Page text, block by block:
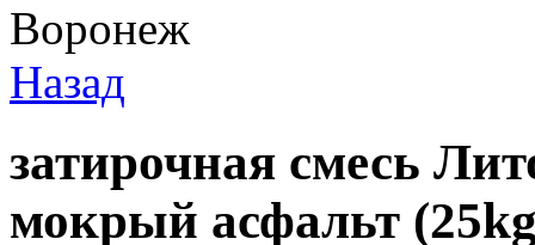
Воронеж
Назад
затирочная смесь
мокрый асфальт